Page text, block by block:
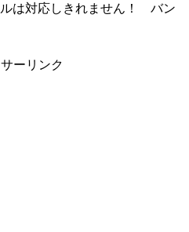
は対応しきれません！ バン
ーリンク